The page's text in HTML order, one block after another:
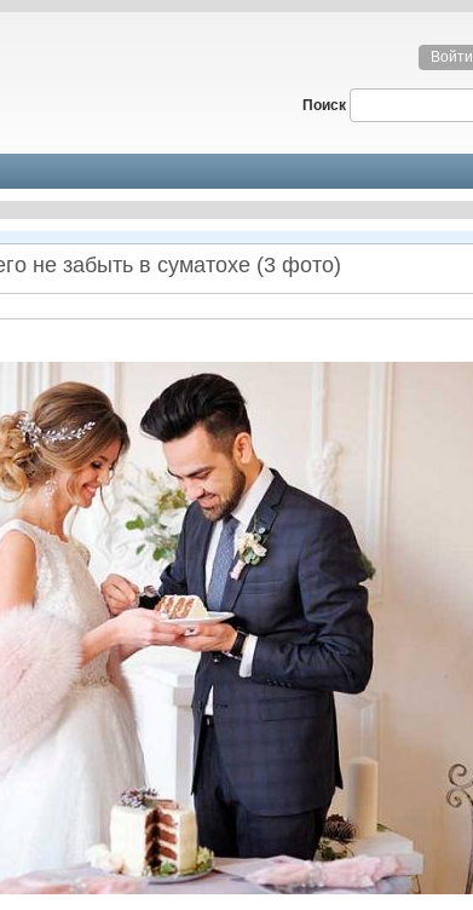
Войти
Поиск
не забыть в суматохе (3 фото)